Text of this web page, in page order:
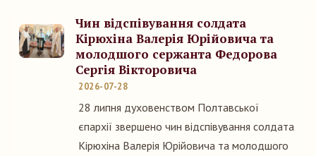
Чин відспівування солдата
Кірюхіна Валерія Юрійовича та
молодшого сержанта Федорова
Сергія Вікторовича
2026-07-28
28 липня духовенством Полтавської
єпархії звершено чин відспівування солдата
Кірюхіна Валерія Юрійовича та молодшого